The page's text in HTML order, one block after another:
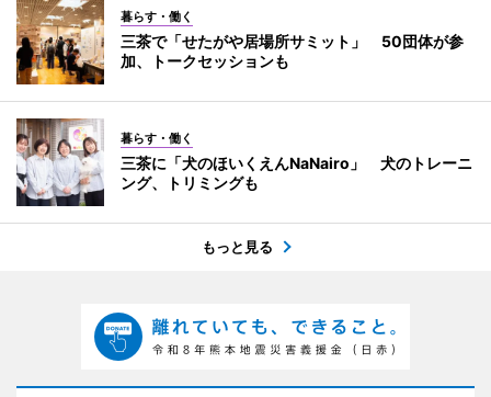
暮らす・働く
三茶で「せたがや居場所サミット」 50団体が参
加、トークセッションも
暮らす・働く
三茶に「犬のほいくえんNaNairo」 犬のトレーニ
ング、トリミングも
もっと見る